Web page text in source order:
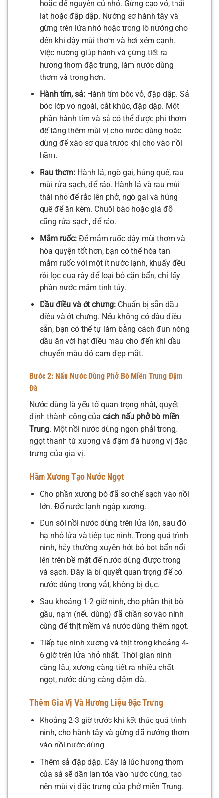
hoặc để nguyên củ nhỏ. Gừng cạo vỏ, thái
lát hoặc đập dập. Nướng sơ hành tây và
gừng trên lửa nhỏ hoặc trong lò nướng cho
đến khi dậy mùi thơm và hơi xém cạnh.
Việc nướng giúp hành và gừng tiết ra
hương thơm đặc trưng, làm nước dùng
thơm và trong hơn.
Hành tím, sả:Hành tím bóc vỏ, đập dập. Sả
bóc lớp vỏ ngoài, cắt khúc, đập dập. Một
phần hành tím và sả có thể được phi thơm
để tăng thêm mùi vị cho nước dùng hoặc
dùng để xào sơ qua trước khi cho vào nồi
hầm.
Rau thơm:Hành lá, ngò gai, húng quế, rau
mùi rửa sạch, để ráo. Hành lá và rau mùi
thái nhỏ để rắc lên phở, ngò gai và húng
quế để ăn kèm. Chuối bào hoặc giá đỗ
cũng rửa sạch, để ráo.
Mắm ruốc:Để mắm ruốc dậy mùi thơm và
hòa quyện tốt hơn, bạn có thể hòa tan
mắm ruốc với một ít nước lạnh, khuấy đều
rồi lọc qua rây để loại bỏ cặn bẩn, chỉ lấy
phần nước mắm tinh túy.
Dầu điều và ớt chưng:Chuẩn bị sẵn dầu
điều và ớt chưng. Nếu không có dầu điều
sẵn, bạn có thể tự làm bằng cách đun nóng
dầu ăn với hạt điều màu cho đến khi dầu
chuyển màu đỏ cam đẹp mắt.
Bước 2: Nấu Nước Dùng Phở Bò Miền Trung Đậm
Đà
Nước dùng là yếu tố quan trọng nhất, quyết
định thành công của cách nấu phở bò miền
Trung. Một nồi nước dùng ngon phải trong,
ngọt thanh từ xương và đậm đà hương vị đặc
trưng của gia vị.
Hầm Xương Tạo Nước Ngọt
Cho phần xương bò đã sơ chế sạch vào nồi
lớn. Đổ nước lạnh ngập xương.
Đun sôi nồi nước dùng trên lửa lớn, sau đó
hạ nhỏ lửa và tiếp tục ninh. Trong quá trình
ninh, hãy thường xuyên hớt bỏ bọt bẩn nổi
lên trên bề mặt để nước dùng được trong
và sạch. Đây là bí quyết quan trọng để có
nước dùng trong vắt, không bị đục.
Sau khoảng 1-2 giờ ninh, cho phần thịt bò
gầu, nạm (nếu dùng) đã chần sơ vào ninh
cùng để thịt mềm và nước dùng thêm ngọt.
Tiếp tục ninh xương và thịt trong khoảng 4-
6 giờ trên lửa nhỏ nhất. Thời gian ninh
càng lâu, xương càng tiết ra nhiều chất
ngọt, nước dùng càng đậm đà.
Thêm Gia Vị Và Hương Liệu Đặc Trưng
Khoảng 2-3 giờ trước khi kết thúc quá trình
ninh, cho hành tây và gừng đã nướng thơm
vào nồi nước dùng.
Thêm sả đập dập. Đây là lúc hương thơm
của sả sẽ dần lan tỏa vào nước dùng, tạo
nên mùi vị đặc trưng của phở miền Trung.